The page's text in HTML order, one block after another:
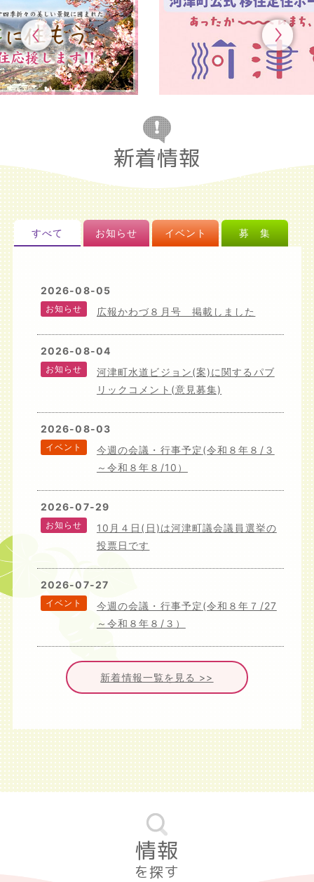
新着情報
すべて お知らせ イベント 募 集
2026-08-05
お知らせ 広報かわづ８月号 掲載しました
2026-08-04
お知らせ
河津町水道ビジョン(案)に関するパブ
リックコメント(意見募集)
2026-08-03
イベント
今週の会議・行事予定(令和８年８/３
～令和８年８/10）
2026-07-29
お知らせ
10月４日(日)は河津町議会議員選挙の
投票日です
2026-07-27
イベント
今週の会議・行事予定(令和８年７/27
～令和８年８/３）
新着情報一覧を見る >>
情報
を探す